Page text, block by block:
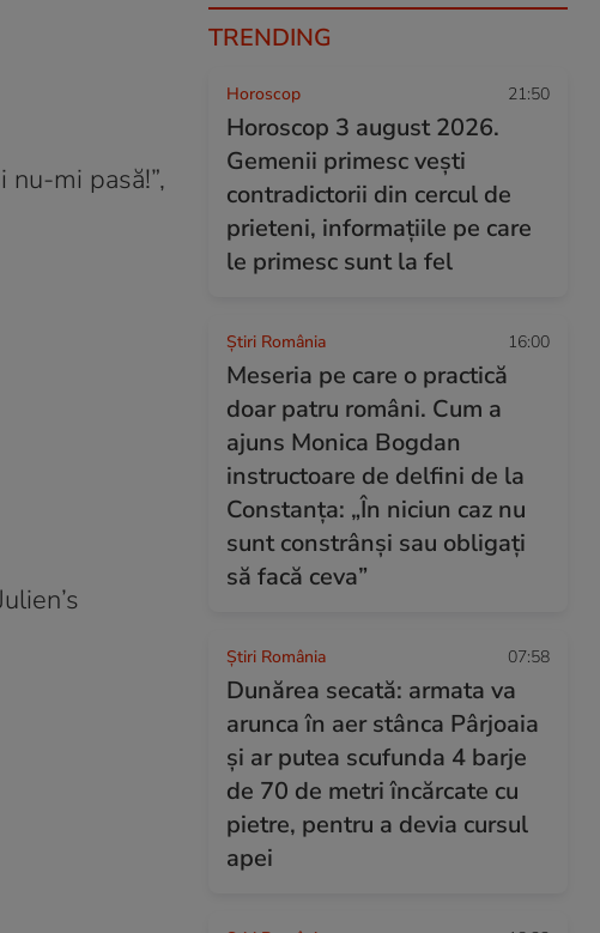
nu-mi pasă!”,
TRENDING
Horoscop 21:50
Horoscop 3 august 2026.
Gemenii primesc vești
contradictorii din cercul de
prieteni, informațiile pe care
le primesc sunt la fel
Știri România 16:00
Meseria pe care o practică
doar patru români. Cum a
ajuns Monica Bogdan
instructoare de delfini de la
Constanța: „În niciun caz nu
sunt constrânși sau obligați
să facă ceva”
Știri România 07:58
Dunărea secată: armata va
arunca în aer stânca Pârjoaia
și ar putea scufunda 4 barje
de 70 de metri încărcate cu
pietre, pentru a devia cursul
apei